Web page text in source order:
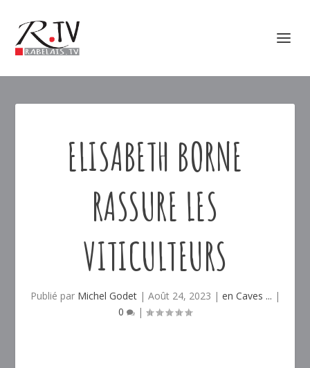
ELISABETH BORNE
RASSURE LES
VITICULTEURS
Publié par Michel Godet| Août 24, 2023 | en Caves ... |
0
|